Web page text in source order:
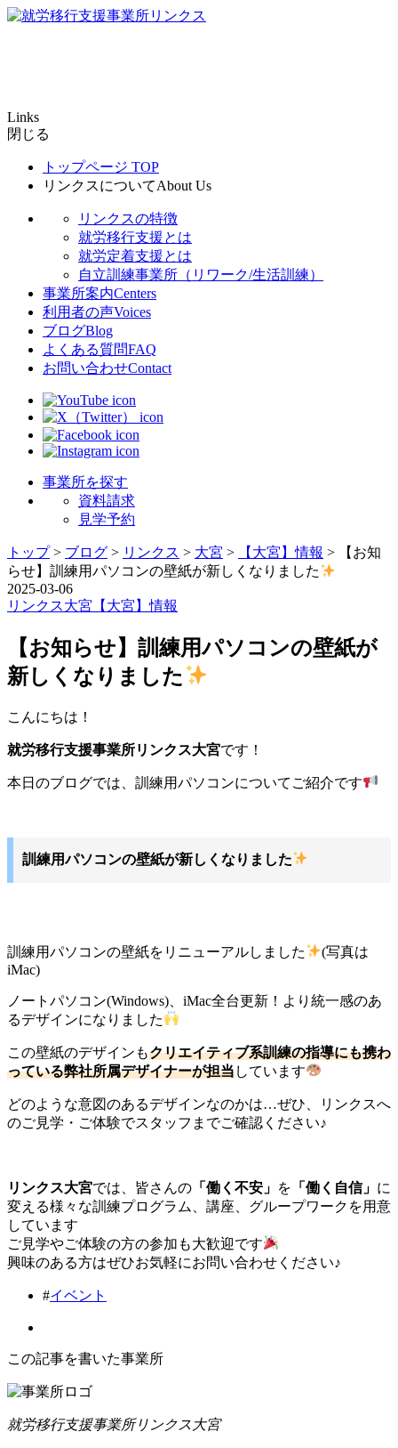
Links
閉じる
トップページ TOP
リンクスについてAbout Us
リンクスの特徴
就労移行支援とは
就労定着支援とは
自立訓練事業所（リワーク/生活訓練）
事業所案内Centers
利用者の声Voices
ブログBlog
よくある質問FAQ
お問い合わせContact
事業所を探す
資料請求
見学予約
トップ> ブログ > リンクス > 大宮 > 【大宮】情報 >
【お知
らせ】訓練用パソコンの壁紙が新しくなりました
2025-03-06
リンクス大宮 【大宮】情報
【お知らせ】訓練用パソコンの壁紙が
新しくなりました
こんにちは！
就労移行支援事業所リンクス大宮です！
本日のブログでは、訓練用パソコンについてご紹介です
訓練用パソコンの壁紙が新しくなりました
訓練用パソコンの壁紙をリニューアルしました
(写真は
iMac)
ノートパソコン(Windows)、iMac全台更新！より統一感のあ
るデザインになりました
この壁紙のデザインもクリエイティブ系訓練の指導にも携わ
っている弊社所属デザイナーが担当しています
どのような意図のあるデザインなのかは…ぜひ、リンクスへ
のご見学・ご体験でスタッフまでご確認ください♪
リンクス大宮では、皆さんの 「働く不安」 を 「働く自信」 に
変える様々な訓練プログラム、講座、グループワークを用意
しています
ご見学やご体験の方の参加も大歓迎です
興味のある方はぜひお気軽にお問い合わせください♪
#イベント
この記事を書いた事業所
就労移行支援事業所リンクス大宮